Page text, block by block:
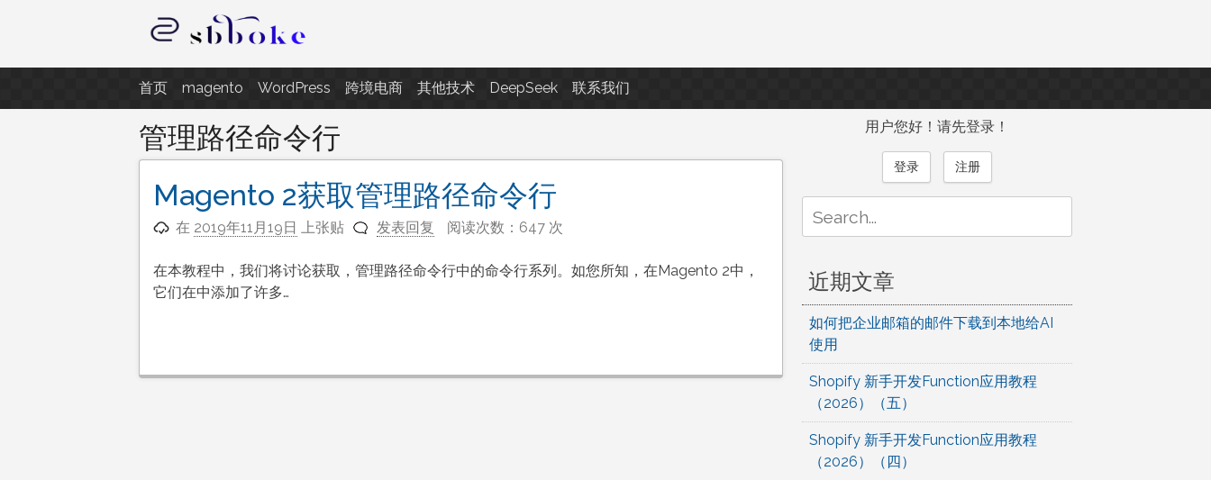
至
内
容
记录跨境电商独立站开发遇到的点点滴滴
首页 magento WordPress 跨境电商 其他技术 DeepSeek 联系我们
管理路径命令行
Magento 2获取管理路径命令行
在 2019年11月19日 上张贴 发表回复 阅读次数：647 次
在本教程中，我们将讨论获取，管理路径命令行中的命令行系列。如您所知，在Magento 2中，
它们在中添加了许多…
用户您好！请先登录！
登录 注册
for:
近期文章
如何把企业邮箱的邮件下载到本地给AI
使用
Shopify 新手开发Function应用教程
（2026）（五）
Shopify 新手开发Function应用教程
（2026）（四）